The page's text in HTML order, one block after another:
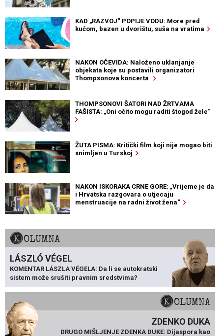
KAD „RAZVOJ“ POPIJE VODU: More pred
kućom, bazen u dvorištu, suša na vratima
NAKON OČEVIDA: Naloženo uklanjanje
objekata koje su postavili organizatori
Thompsonova koncerta
THOMPSONOVI ŠATORI NAD ŽRTVAMA
FAŠISTA: „Oni očito mogu raditi štogod žele“
ŽUTA PISMA: Kritički film koji nije mogao biti
snimljen u Turskoj
NAKON ISKORAKA CRNE GORE: „Vrijeme je da
i Hrvatska razgovara o utjecaju
menstruacije na radni život žena“
KOLUMNA
LÁSZLÓ VÉGEL
KOMENTAR LÁSZLA VÉGELA: Da li se autokratski
sistem može srušiti pravnim sredstvima?
KOLUMNA
ZDENKO DUKA
DRUGO MIŠLJENJE ZDENKA DUKE: Dijaspora kao